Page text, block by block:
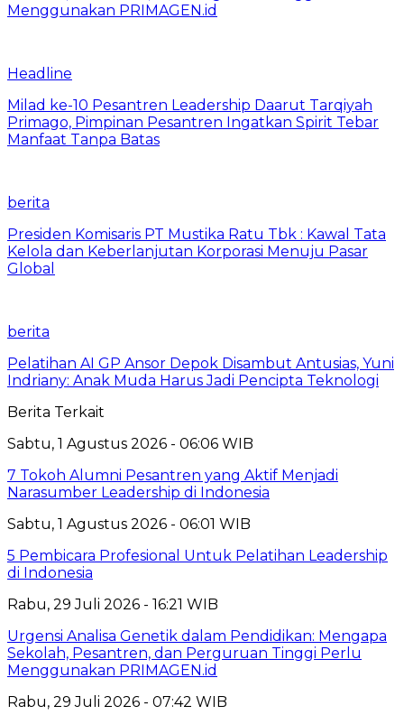
Menggunakan PRIMAGEN.id
Headline
Milad ke-10 Pesantren Leadership Daarut Tarqiyah
Primago, Pimpinan Pesantren Ingatkan Spirit Tebar
Manfaat Tanpa Batas
berita
Presiden Komisaris PT Mustika Ratu Tbk : Kawal Tata
Kelola dan Keberlanjutan Korporasi Menuju Pasar
Global
berita
Pelatihan AI GP Ansor Depok Disambut Antusias, Yuni
Indriany: Anak Muda Harus Jadi Pencipta Teknologi
Berita Terkait
Sabtu, 1 Agustus 2026 - 06:06 WIB
7 Tokoh Alumni Pesantren yang Aktif Menjadi
Narasumber Leadership di Indonesia
Sabtu, 1 Agustus 2026 - 06:01 WIB
5 Pembicara Profesional Untuk Pelatihan Leadership
di Indonesia
Rabu, 29 Juli 2026 - 16:21 WIB
Urgensi Analisa Genetik dalam Pendidikan: Mengapa
Sekolah, Pesantren, dan Perguruan Tinggi Perlu
Menggunakan PRIMAGEN.id
Rabu, 29 Juli 2026 - 07:42 WIB